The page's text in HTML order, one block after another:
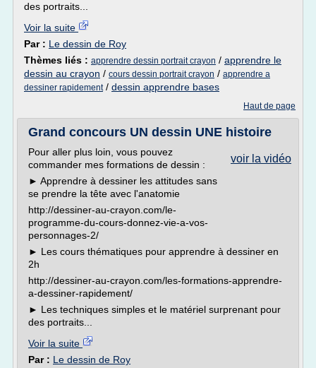
des portraits...
Voir la suite
Par : Le dessin de Roy
Thèmes liés : apprendre dessin portrait crayon / apprendre le
dessin au crayon / cours dessin portrait crayon / apprendre a
dessiner rapidement/ dessin apprendre bases
Haut de page
Grand concours UN dessin UNE histoire
voir la vidéo
Pour aller plus loin, vous pouvez
commander mes formations de dessin :
► Apprendre à dessiner les attitudes sans
se prendre la tête avec l'anatomie
http://dessiner-au-crayon.com/le-
programme-du-cours-donnez-vie-a-vos-
personnages-2/
► Les cours thématiques pour apprendre à dessiner en
2h
http://dessiner-au-crayon.com/les-formations-apprendre-
a-dessiner-rapidement/
► Les techniques simples et le matériel surprenant pour
des portraits...
Voir la suite
Par : Le dessin de Roy